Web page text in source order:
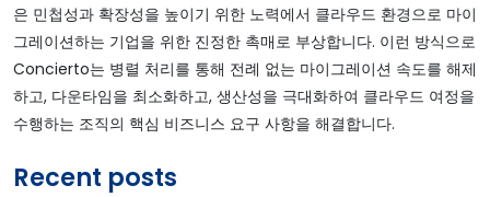
은 민첩성과 확장성을 높이기 위한 노력에서 클라우드 환경으로 마이
그레이션하는 기업을 위한 진정한 촉매로 부상합니다. 이런 방식으로
Concierto는 병렬 처리를 통해 전례 없는 마이그레이션 속도를 해제
하고, 다운타임을 최소화하고, 생산성을 극대화하여 클라우드 여정을
수행하는 조직의 핵심 비즈니스 요구 사항을 해결합니다.
Recent posts